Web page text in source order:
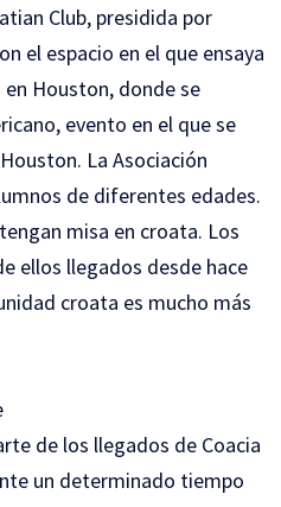
Club, presidida por
el espacio en el que ensaya
Houston, donde se
evento en el que se
La Asociación
de diferentes edades.
misa en croata. Los
ellos llegados desde hace
croata es mucho más
de los llegados de Coacia
un determinado tiempo